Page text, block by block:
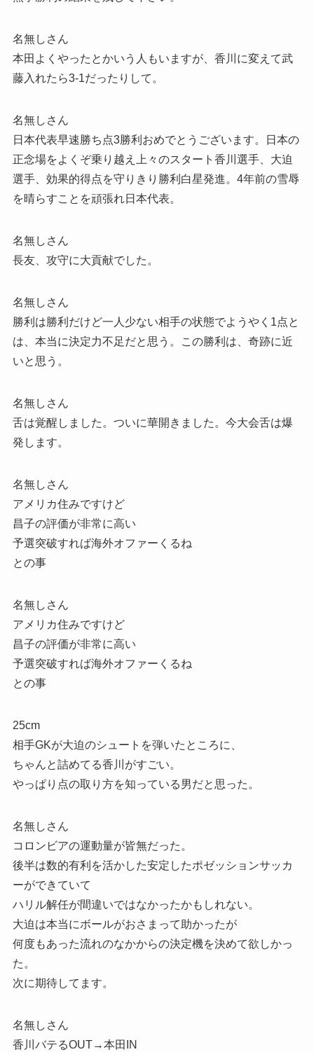
名無しさん
本田よくやったとかいう人もいますが、香川に変えて武
藤入れたら3-1だったりして。
名無しさん
日本代表早速勝ち点3勝利おめでとうございます。日本の
正念場をよくぞ乗り越え上々のスタート香川選手、大迫
選手、効果的得点を守りきり勝利白星発進。4年前の雪辱
を晴らすことを頑張れ日本代表。
名無しさん
長友、攻守に大貢献でした。
名無しさん
勝利は勝利だけど一人少ない相手の状態でようやく1点と
は、本当に決定力不足だと思う。この勝利は、奇跡に近
いと思う。
名無しさん
舌は覚醒しました。ついに華開きました。今大会舌は爆
発します。
名無しさん
アメリカ住みですけど
昌子の評価が非常に高い
予選突破すれば海外オファーくるね
との事
名無しさん
アメリカ住みですけど
昌子の評価が非常に高い
予選突破すれば海外オファーくるね
との事
25cm
相手GKが大迫のシュートを弾いたところに、
ちゃんと詰めてる香川がすごい。
やっぱり点の取り方を知っている男だと思った。
名無しさん
コロンビアの運動量が皆無だった。
後半は数的有利を活かした安定したポゼッションサッカ
ーができていて
ハリル解任が間違いではなかったかもしれない。
大迫は本当にボールがおさまって助かったが
何度もあった流れのなかからの決定機を決めて欲しかっ
た。
次に期待してます。
名無しさん
香川バテるOUT→本田IN